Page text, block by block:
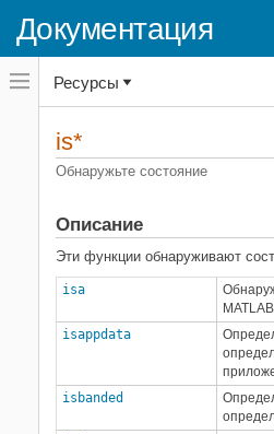
Документация
Переключатель
навигационного
меню
переключатель
навигационного
MATLAB
Идентификация типа данных
Описание
Ресурсы
is*
Обнаружьте состояние
Описание
Эти функции обнаруживают
isa
isappdata
isbanded